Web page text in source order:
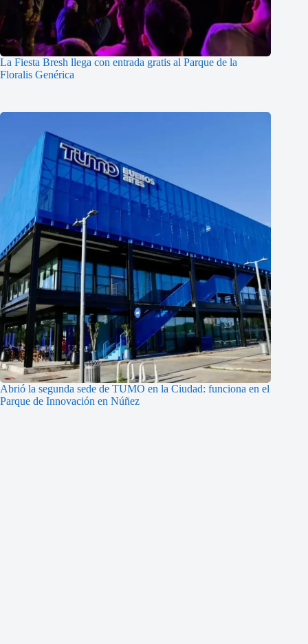
La Fiesta Bresh llega con entrada gratis al Parque de la
Floralis Genérica
Abrió la segunda sede de TUMO en la Ciudad: funciona en el
Parque de Innovación en Núñez